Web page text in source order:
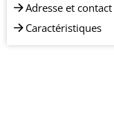
Adresse et contact
Caractéristiques